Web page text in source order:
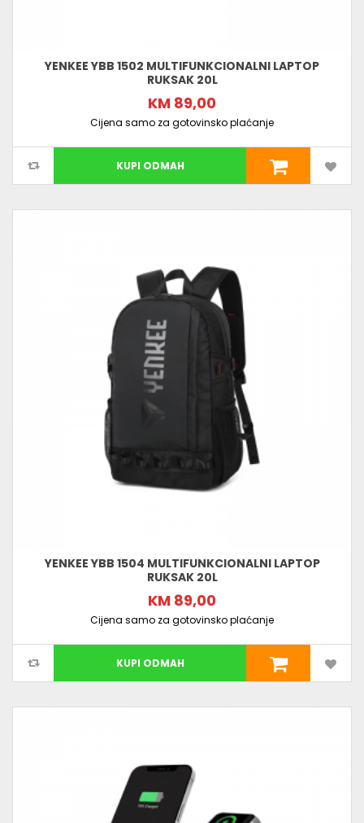
YENKEE YBB 1502 MULTIFUNKCIONALNI LAPTOP
RUKSAK 20L
KM 89,00
Cijena samo za gotovinsko plaćanje
KUPI ODMAH
YENKEE YBB 1504 MULTIFUNKCIONALNI LAPTOP
RUKSAK 20L
KM 89,00
Cijena samo za gotovinsko plaćanje
KUPI ODMAH